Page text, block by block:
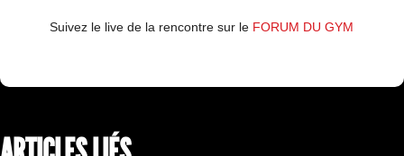
Suivez le live de la rencontre sur le FORUM DU GYM